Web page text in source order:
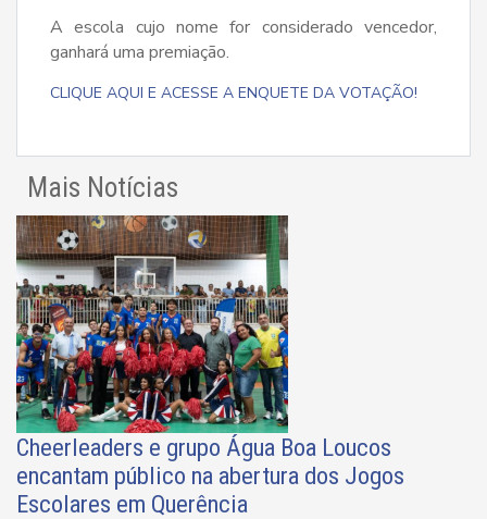
A escola cujo nome for considerado vencedor,
ganhará uma premiação.
CLIQUE AQUI E ACESSE A ENQUETE DA VOTAÇÃO!
Mais Notícias
Cheerleaders e grupo Água Boa Loucos
encantam público na abertura dos Jogos
Escolares em Querência